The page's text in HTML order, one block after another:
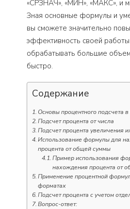
«СРЗНАЧ», «МИН», «МАКС», и
Зная основные формулы и
вы сможете значительно
эффективность своей
обрабатывать большие
быстро.
Содержание
Основы процентного подсчета
Подсчет процента от числа
Подсчет процента увеличения
Использование формулы для
процента от общей суммы
Пример использования
нахождения процента от
Применение процентной
форматах
Подсчет процента с учетом
Вопрос-ответ: